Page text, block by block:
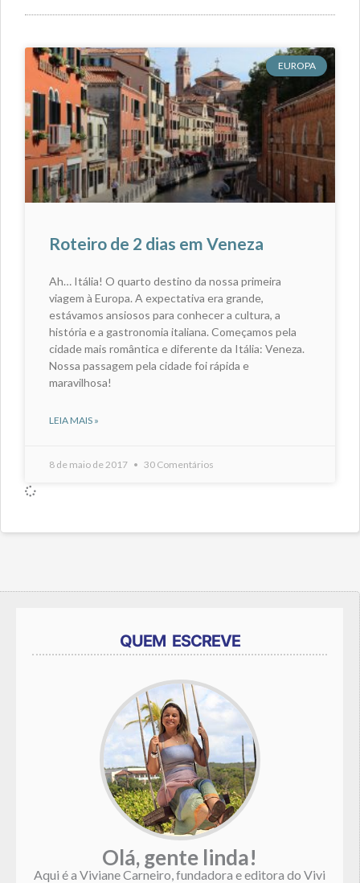
EUROPA
Roteiro de 2 dias em Veneza
Ah… Itália! O quarto destino da nossa primeira
viagem à Europa. A expectativa era grande,
estávamos ansiosos para conhecer a cultura, a
história e a gastronomia italiana. Começamos pela
cidade mais romântica e diferente da Itália: Veneza.
Nossa passagem pela cidade foi rápida e
maravilhosa!
LEIA MAIS »
8 de maio de 2017 30 Comentários
QUEM ESCREVE
Olá, gente linda!
Aqui é a Viviane Carneiro, fundadora e editora do Vivi